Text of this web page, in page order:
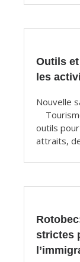
Outils
les
Nouvelle
outils
attraits,
strictes